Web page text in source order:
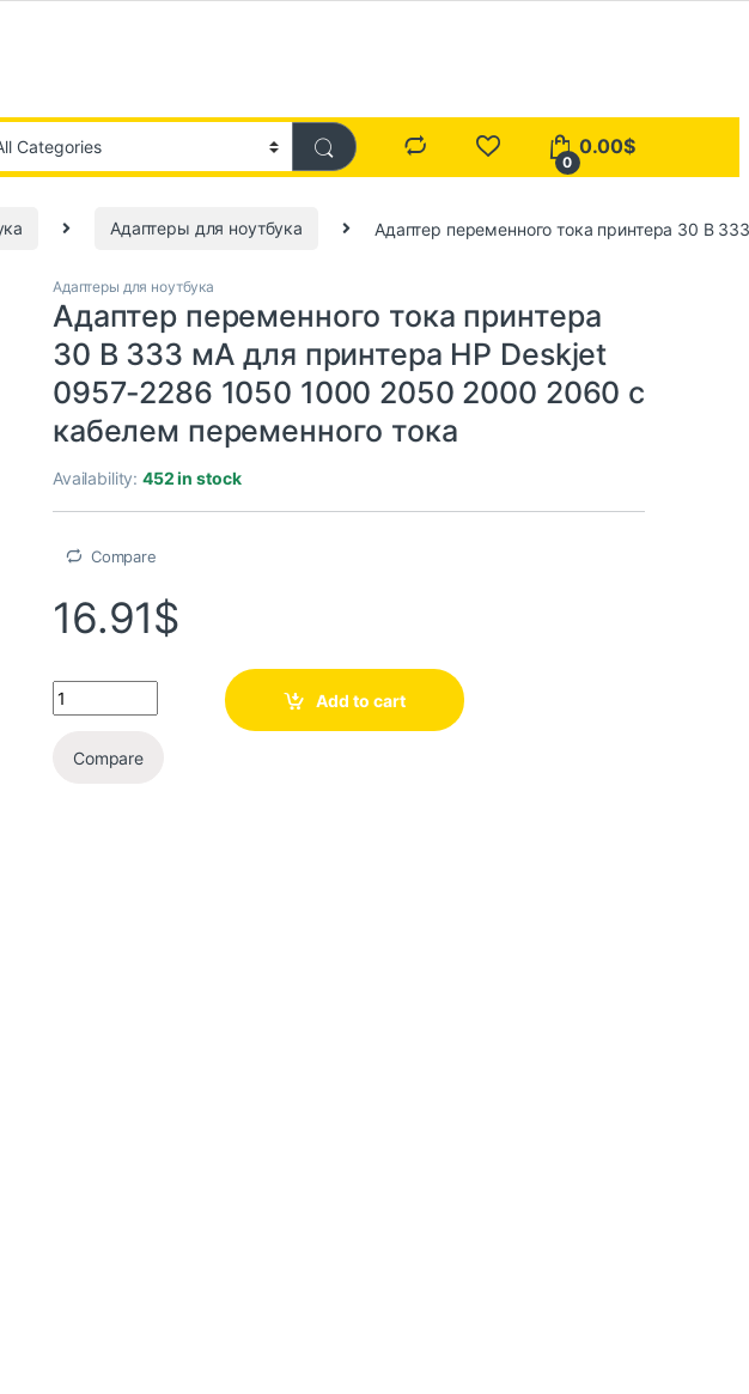
0
0.00$
Адаптеры для ноутбука Адаптер переменного тока принтера 30 В
Адаптеры для ноутбука
Адаптер переменного тока принтера
30 В 333 мА для принтера HP Deskjet
0957-2286 1050 1000 2050 2000 2060 с
кабелем переменного тока
Availability:452 in stock
Compare
16.91$
Add to cart
Compare